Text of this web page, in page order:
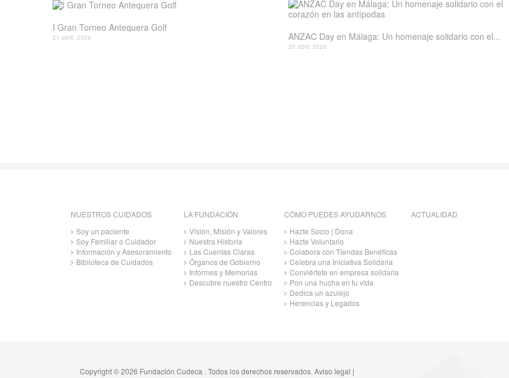
I Gran Torneo Antequera Golf
21 abril, 2026 ANZAC Day en Málaga: Un homenaje solidario con el...
20 abril, 2026
NUESTROS CUIDADOS
Soy un paciente
Soy Familiar o Cuidador
Información y Asesoramiento
Biblioteca de Cuidados
LA FUNDACIÓN
Visión, Misión y Valores
Nuestra Historia
Las Cuentas Claras
Órganos de Gobierno
Informes y Memorias
Descubre nuestro Centro
CÓMO PUEDES AYUDARNOS
Hazte Socio | Dona
Hazte Voluntario
Colabora con Tiendas Benéficas
Celebra una Iniciativa Solidaria
Conviértete en empresa solidaria
Pon una hucha en tu vida
Dedica un azulejo
Herencias y Legados
ACTUALIDAD
Copyright © 2026 Fundación Cudeca . Todos los derechos reservados. Aviso legal |